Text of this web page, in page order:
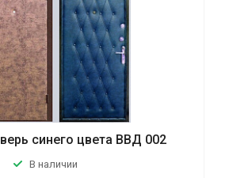
синего цвета ВВД 002
В наличии